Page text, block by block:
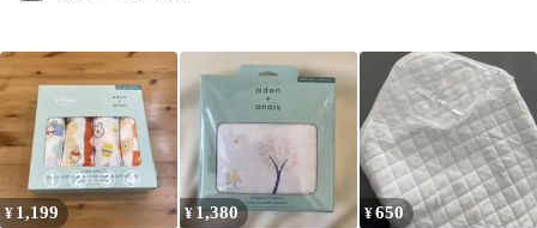
¥ 1,199 ¥ 1,380 ¥650